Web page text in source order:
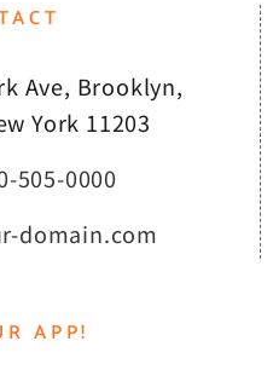
Ave, Brooklyn,
York 11203
505-0000
domain.com
APP!